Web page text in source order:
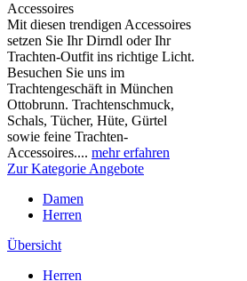
Accessoires
Mit diesen trendigen Accessoires
setzen Sie Ihr Dirndl oder Ihr
Trachten-Outfit ins richtige Licht.
Besuchen Sie uns im
Trachtengeschäft in München
Ottobrunn. Trachtenschmuck,
Schals, Tücher, Hüte, Gürtel
sowie feine Trachten-
Accessoires.... mehr erfahren
Zur Kategorie Angebote
Damen
Herren
Übersicht
Herren